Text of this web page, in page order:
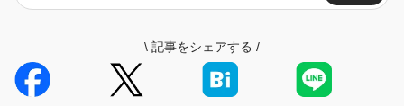
\ 記事をシェアする /